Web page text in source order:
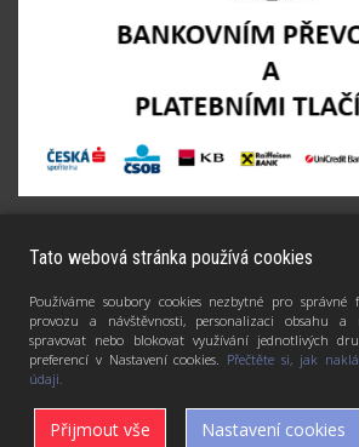
Tato webová stránka používá cookies
Používáme soubory cookies nezbytné pro správné
provozu a návštěvnosti, personalizaci obsahu a
spravovat nebo blokovat využívání jednotlivých
preferencí v Nastavení cookies. Přečtěte si, jak
údaji.
Přijmout vše Nastavení cookies